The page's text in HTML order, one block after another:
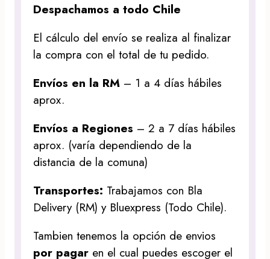
Despachamos a todo Chile
El cálculo del envío se realiza al finalizar
la compra con el total de tu pedido.
Envíos en la RM – 1 a 4 días hábiles
aprox.
Envíos a Regiones – 2 a 7 días hábiles
aprox. (varía dependiendo de la
distancia de la comuna)
Transportes: Trabajamos con Bla
Delivery (RM) y Bluexpress (Todo Chile).
Tambien tenemos la opción de envios
por pagar en el cual puedes escoger el